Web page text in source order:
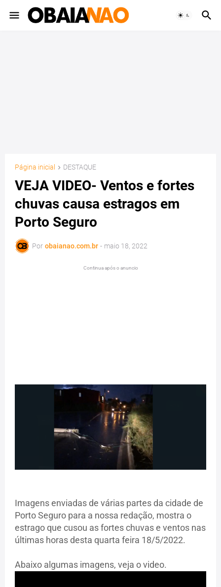
Página inicial DESTAQUE
VEJA VIDEO- Ventos e fortes
chuvas causa estragos em
Porto Seguro
Por obaianao.com.br - maio 18, 2022
Continua após o anuncio
Imagens enviadas de várias partes da cidade de
Porto Seguro para a nossa redação, mostra o
estrago que cusou as fortes chuvas e ventos nas
últimas horas desta quarta feira 18/5/2022.
Abaixo algumas imagens, veja o video.